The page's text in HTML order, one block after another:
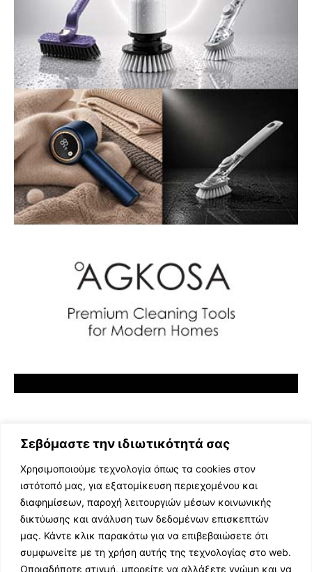
Σεβόμαστε την ιδιωτικότητά σας
Χρησιμοποιούμε τεχνολογία όπως τα cookies στον
ιστότοπό μας, για εξατομίκευση περιεχομένου και
διαφημίσεων, παροχή λειτουργιών μέσων κοινωνικής
δικτύωσης και ανάλυση των δεδομένων επισκεπτών
μας. Κάντε κλικ παρακάτω για να επιβεβαιώσετε ότι
συμφωνείτε με τη χρήση αυτής της τεχνολογίας στο web.
Οποιαδήποτε στιγμή, μπορείτε να αλλάξετε γνώμη και να
ΕΛΛΗΝΙΚΗ ΜΟΥΣΙΚΗ
TV SHOWS
EVENTS
ΘΕΑΤΡΟ